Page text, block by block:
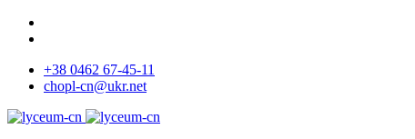
+38 0462 67-45-11
chopl-cn@ukr.net